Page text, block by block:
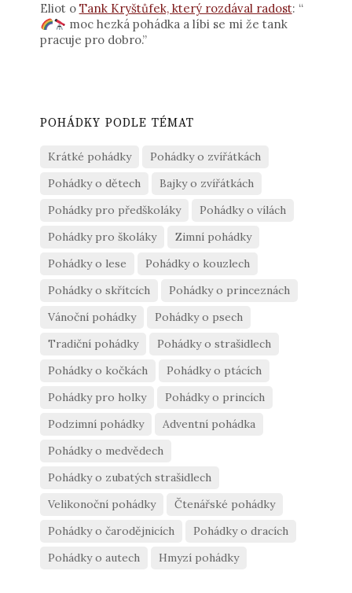
Elioto Tank Kryštůfek, který rozdával radost: “
moc hezká pohádka a líbi se mi že tank
pracuje pro dobro.”
POHÁDKY PODLE TÉMAT
Krátké pohádky
Pohádky o zvířátkách
Pohádky o dětech
Bajky o zvířátkách
Pohádky pro předškoláky
Pohádky o vílách
Pohádky pro školáky
Zimní pohádky
Pohádky o lese
Pohádky o kouzlech
Pohádky o skřítcích
Pohádky o princeznách
Vánoční pohádky
Pohádky o psech
Tradiční pohádky
Pohádky o strašidlech
Pohádky o kočkách
Pohádky o ptácích
Pohádky pro holky
Pohádky o princích
Podzimní pohádky
Adventní pohádka
Pohádky o medvědech
Pohádky o zubatých strašidlech
Velikonoční pohádky
Čtenářské pohádky
Pohádky o čarodějnicích
Pohádky o dracích
Pohádky o autech
Hmyzí pohádky